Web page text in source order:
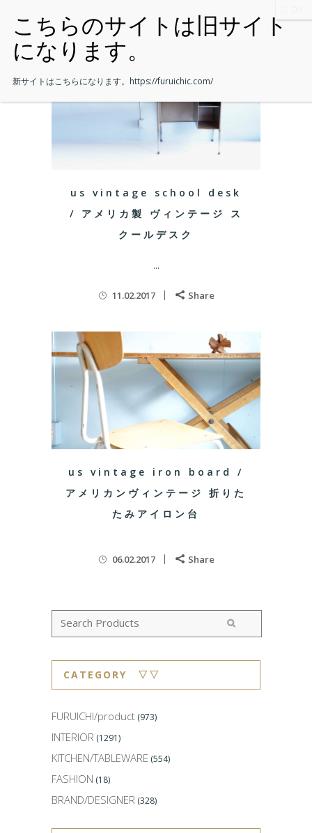
us vintage school desk
/ アメリカ製 ヴィンテージ ス
クールデスク
...
11.02.2017 Share
us vintage iron board /
アメリカンヴィンテージ 折りた
たみアイロン台
06.02.2017 Share
CATEGORY ▽▽
FURUICHI/product (973)
INTERIOR (1291)
KITCHEN/TABLEWARE (554)
FASHION (18)
BRAND/DESIGNER (328)
新サイトはこちらになります。 https://furuichic.com/